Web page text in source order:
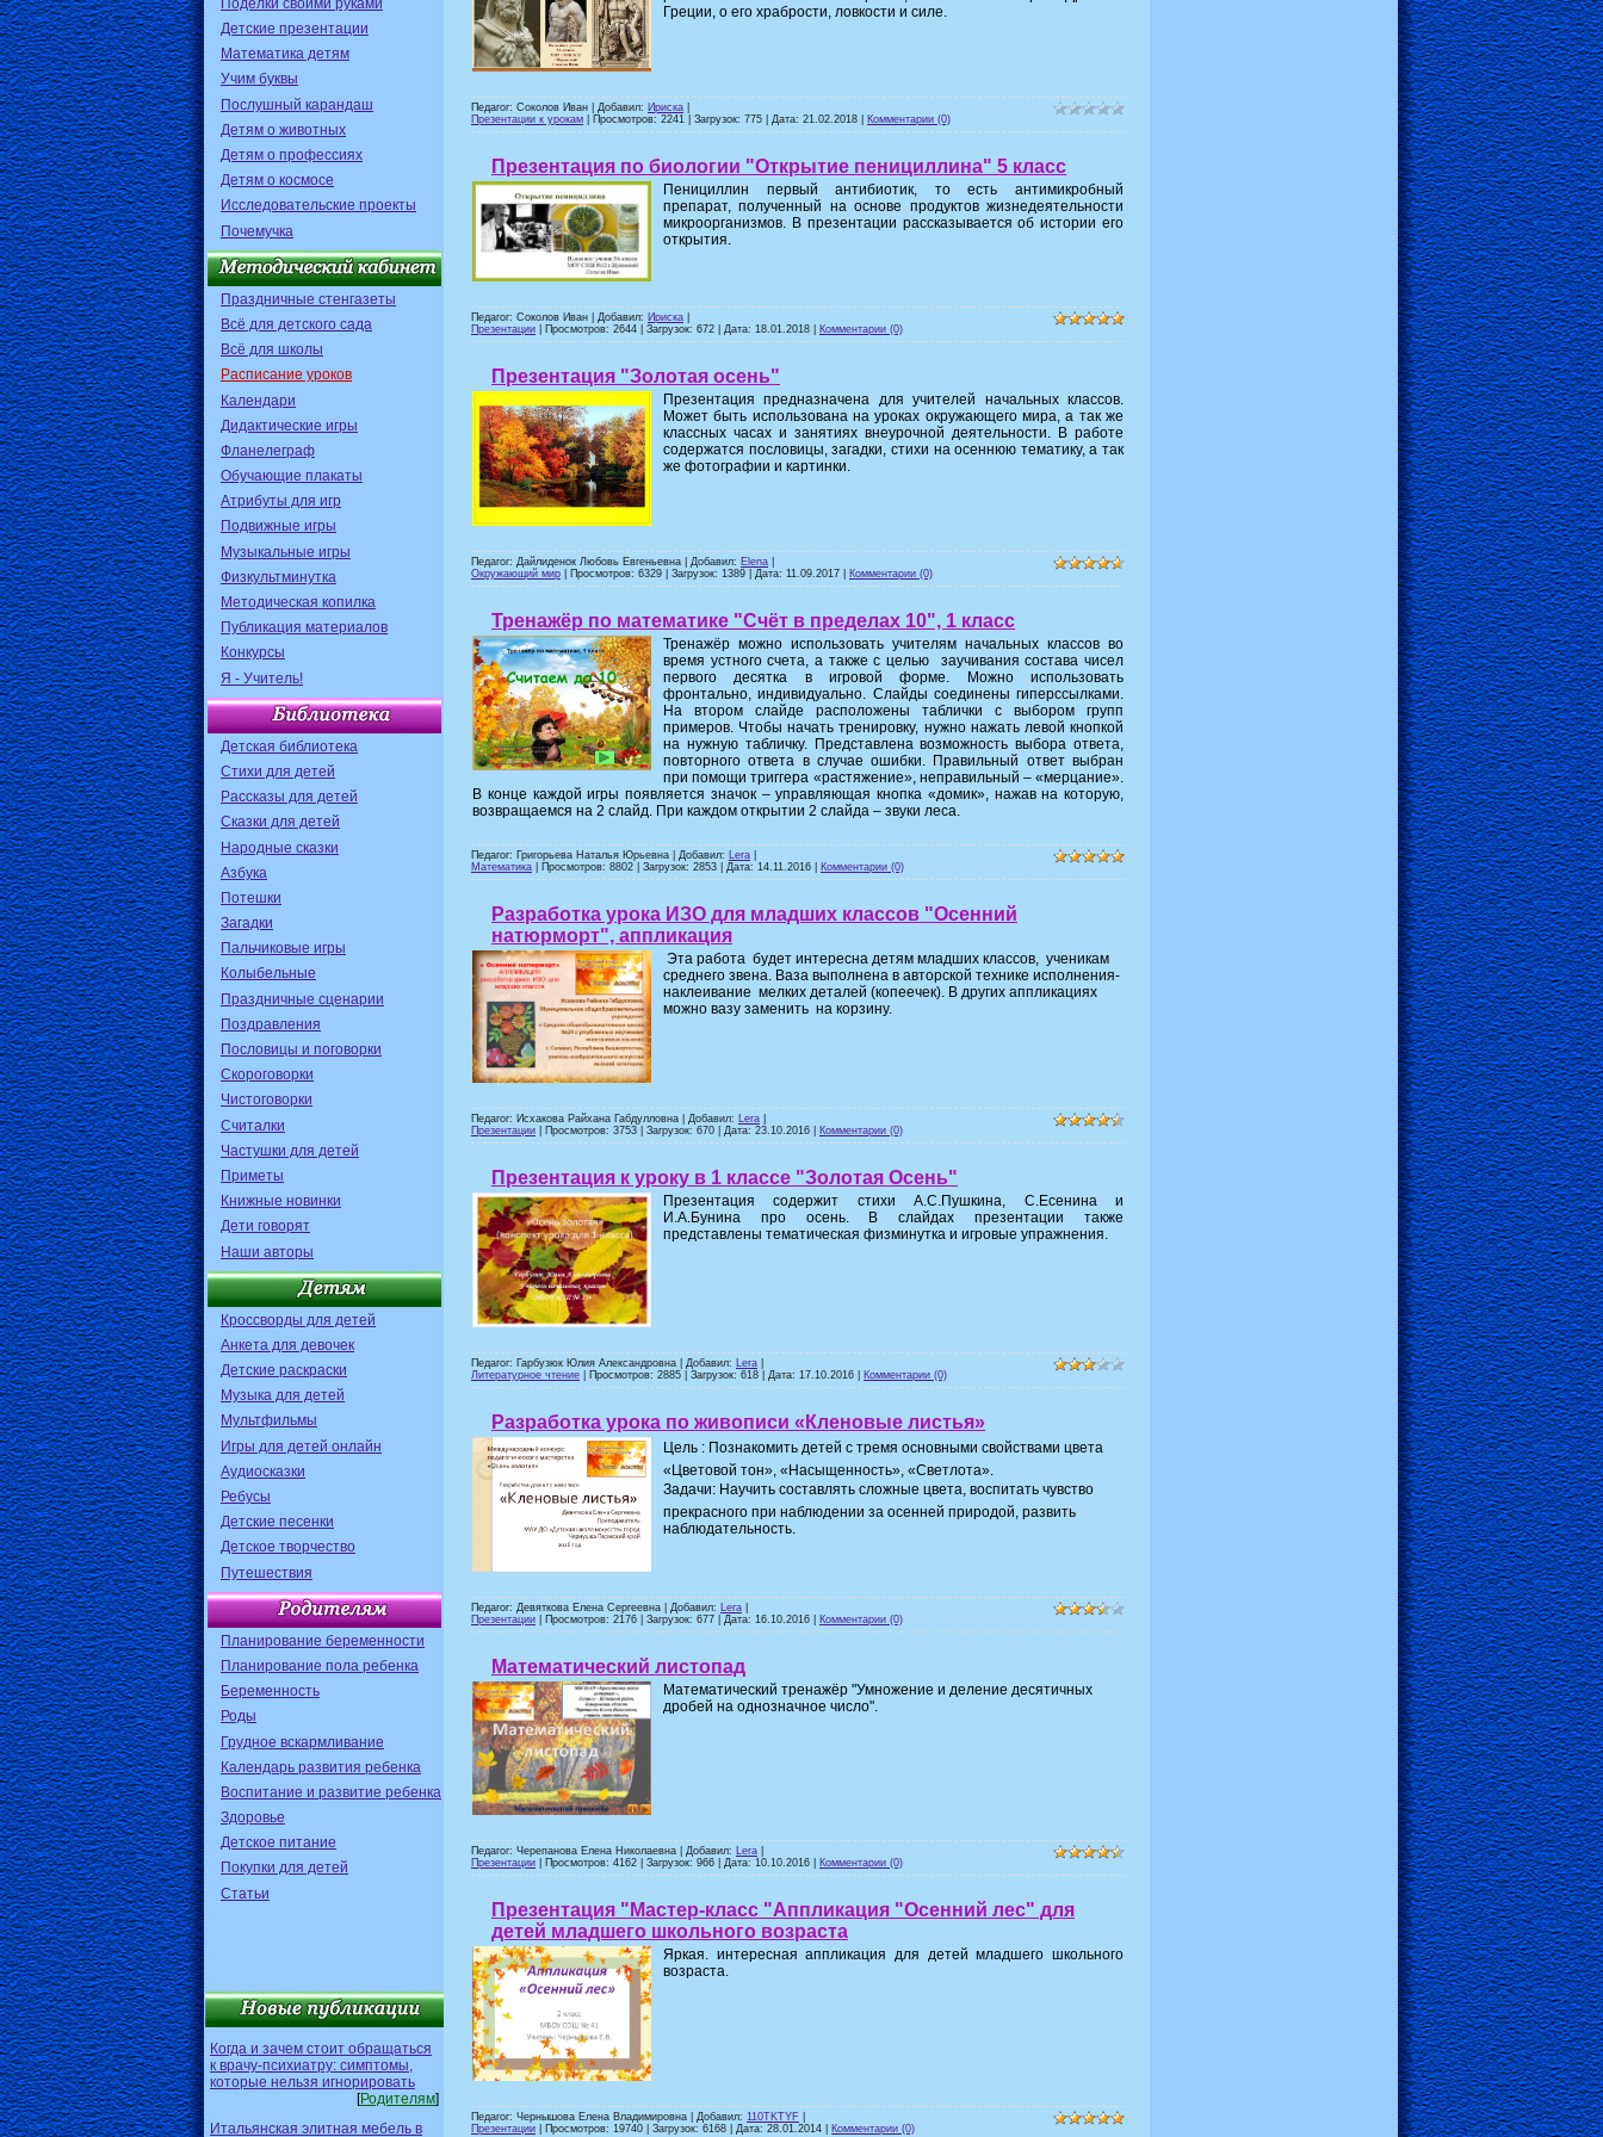
Поделки своими руками
Детские презентации
Математика детям
Учим буквы
Послушный карандаш
Детям о животных
Детям о профессиях
Детям о космосе
Исследовательские проекты
Почемучка
Праздничные стенгазеты
Всё для детского сада
Всё для школы
Расписание уроков
Календари
Дидактические игры
Фланелеграф
Обучающие плакаты
Атрибуты для игр
Подвижные игры
Музыкальные игры
Физкультминутка
Методическая копилка
Публикация материалов
Конкурсы
Я - Учитель!
Детская библиотека
Стихи для детей
Рассказы для детей
Сказки для детей
Народные сказки
Азбука
Потешки
Загадки
Пальчиковые игры
Колыбельные
Праздничные сценарии
Поздравления
Пословицы и поговорки
Скороговорки
Чистоговорки
Считалки
Частушки для детей
Приметы
Книжные новинки
Дети говорят
Наши авторы
Кроссворды для детей
Анкета для девочек
Детские раскраски
Музыка для детей
Мультфильмы
Игры для детей онлайн
Аудиосказки
Ребусы
Детские песенки
Детское творчество
Путешествия
Планирование беременности
Планирование пола ребенка
Беременность
Роды
Грудное вскармливание
Календарь развития ребенка
Воспитание и развитие ребенка
Здоровье
Детское питание
Покупки для детей
Статьи
Когда и зачем стоит обращаться
к врачу-психиатру: симптомы,
которые нельзя игнорировать
[Родителям]
Итальянская элитная мебель в
Греции, о его храбрости, ловкости и силе.
Педагог: Соколов Иван | Добавил: Ириска
Презентации к урокам | Просмотров: 2241 | Загрузок: 775 | Дата: 21.02.2018 Комментарии (0)
Презентация по биологии "Открытие пенициллина" 5 класс
Пенициллин первый антибиотик, то есть антимикробный
препарат, полученный на основе продуктов жизнедеятельности
микроорганизмов. В презентации рассказывается об истории его
открытия.
Педагог: Соколов Иван | Добавил: Ириска
Презентации | Просмотров: 2644 | Загрузок: 672 | Дата: 18.01.2018 Комментарии (0)
Презентация "Золотая осень"
Презентация предназначена для учителей начальных классов.
Может быть использована на уроках окружающего мира, а так же
классных часах и занятиях внеурочной деятельности. В работе
содержатся пословицы, загадки, стихи на осеннюю тематику, а так
же фотографии и картинки.
Педагог: Дайлиденок Любовь Евгеньевна | Добавил: Elena
Окружающий мир | Просмотров: 6329 | Загрузок: 1389 | Дата: 11.09.2017 Комментарии (0)
Тренажёр по математике "Счёт в пределах 10", 1 класс
Тренажёр можно использовать учителям начальных классов во
время устного счета, а также с целью заучивания состава чисел
первого десятка в игровой форме. Можно использовать
фронтально, индивидуально. Слайды соединены гиперссылками.
На втором слайде расположены таблички с выбором групп
примеров. Чтобы начать тренировку, нужно нажать левой кнопкой
на нужную табличку. Представлена возможность выбора ответа,
повторного ответа в случае ошибки. Правильный ответ выбран
при помощи триггера «растяжение», неправильный – «мерцание».
В конце каждой игры появляется значок – управляющая кнопка «домик», нажав на которую,
возвращаемся на 2 слайд. При каждом открытии 2 слайда – звуки леса.
Педагог: Григорьева Наталья Юрьевна | Добавил: Lera
Математика | Просмотров: 8802 | Загрузок: 2853 | Дата: 14.11.2016 Комментарии (0)
Разработка урока ИЗО для младших классов "Осенний
натюрморт", аппликация
Эта работа будет интересна детям младших классов, ученикам
среднего звена. Ваза выполнена в авторской технике исполнения-
наклеивание мелких деталей (копеечек). В других аппликациях
можно вазу заменить на корзину.
Педагог: Исхакова Райхана Габдулловна | Добавил: Lera
Презентации | Просмотров: 3753 | Загрузок: 670 | Дата: 23.10.2016 Комментарии (0)
Презентация к уроку в 1 классе "Золотая Осень"
Презентация содержит стихи А.С.Пушкина, С.Есенина и
И.А.Бунина про осень. В слайдах презентации также
представлены тематическая физминутка и игровые упражнения.
Педагог: Гарбузюк Юлия Александровна | Добавил: Lera
Литературное чтение | Просмотров: 2885 | Загрузок: 618 | Дата: 17.10.2016 Комментарии (0)
Разработка урока по живописи «Кленовые листья»
Цель : Познакомить детей с тремя основными свойствами цвета
«Цветовой тон», «Насыщенность», «Светлота».
Задачи: Научить составлять сложные цвета, воспитать чувство
прекрасного при наблюдении за осенней природой, развить
наблюдательность.
Педагог: Девяткова Елена Сергеевна | Добавил: Lera
Презентации | Просмотров: 2176 | Загрузок: 677 | Дата: 16.10.2016 Комментарии (0)
Математический листопад
Математический тренажёр "Умножение и деление десятичных
дробей на однозначное число".
Педагог: Черепанова Елена Николаевна | Добавил: Lera
Презентации | Просмотров: 4162 | Загрузок: 966 | Дата: 10.10.2016 Комментарии (0)
Презентация "Мастер-класс "Аппликация "Осенний лес" для
детей младшего школьного возраста
Яркая. интересная аппликация для детей младшего школьного
возраста.
Педагог: Чернышова Елена Владимировна | Добавил: 110TKTYF
Презентации | Просмотров: 19740 | Загрузок: 6168 | Дата: 28.01.2014 Комментарии (0)